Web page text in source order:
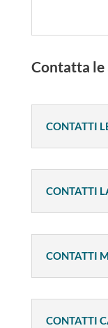
Contatta
CONTATTI
CONTATTI
CONTATTI
CONTATTI